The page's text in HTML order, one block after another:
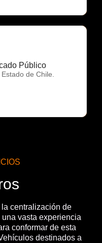
Público
de Chile.
centralización de
vasta experiencia
conformar de esta
destinados a